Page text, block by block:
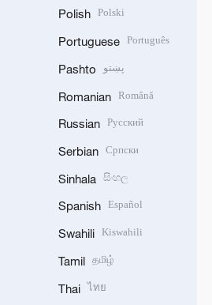
Polish Polski
Portuguese Português
Pashto پښتو
Romanian Română
Russian Русский
Serbian Српски
Sinhala සිංහල
Spanish Español
Swahili Kiswahili
Tamil தமிழ்
Thai ไทย